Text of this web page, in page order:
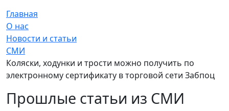
Главная
О нас
Новости и статьи
СМИ
Коляски, ходунки и трости можно получить по
электронному сертификату в торговой сети Забпоц
Прошлые статьи из СМИ